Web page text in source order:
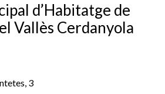
d’Habitatge de
Vallès Cerdanyola
3